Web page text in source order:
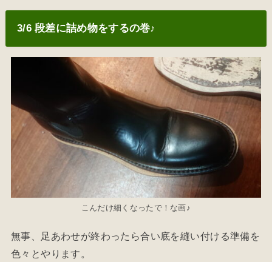
3/6 段差に詰め物をするの巻♪
こんだけ細くなったで！な画♪
無事、足あわせが終わったら合い底を縫い付ける準備を
色々とやります。